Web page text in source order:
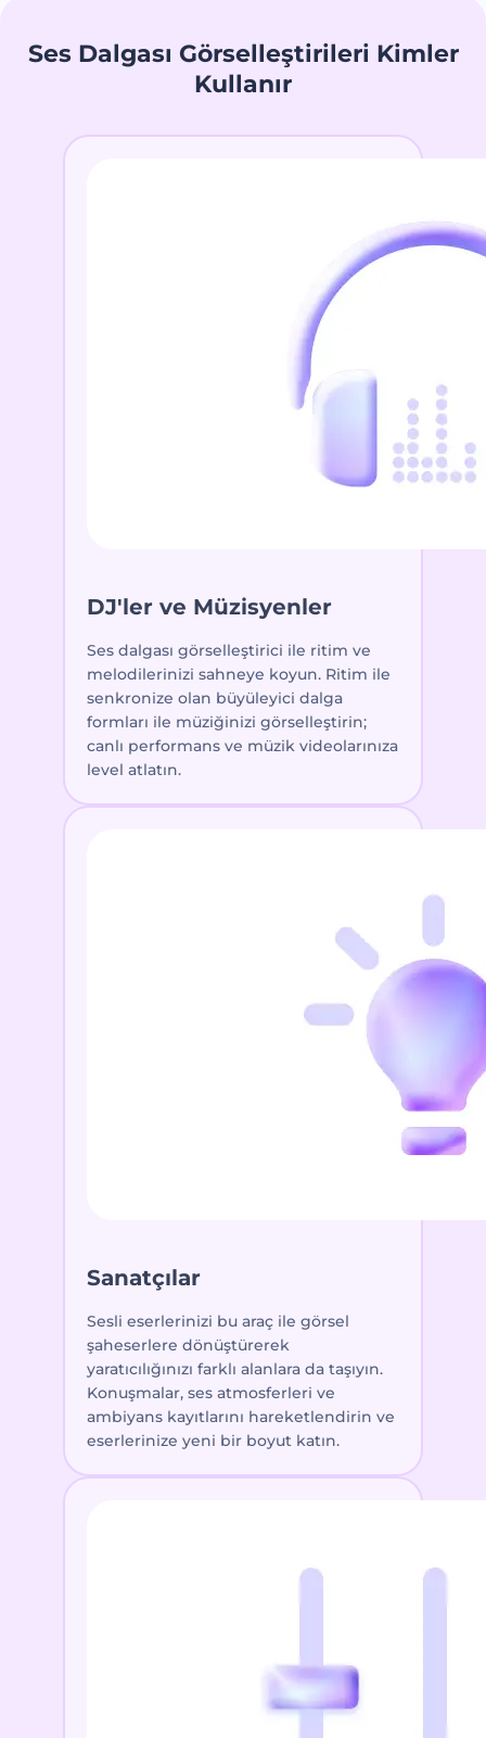
Ses Dalgası Görselleştirileri Kimler
Kullanır
DJ'ler ve Müzisyenler
Ses dalgası görselleştirici ile ritim ve
melodilerinizi sahneye koyun. Ritim ile
senkronize olan büyüleyici dalga
formları ile müziğinizi görselleştirin;
canlı performans ve müzik videolarınıza
level atlatın.
Sanatçılar
Sesli eserlerinizi bu araç ile görsel
şaheserlere dönüştürerek
yaratıcılığınızı farklı alanlara da taşıyın.
Konuşmalar, ses atmosferleri ve
ambiyans kayıtlarını hareketlendirin ve
eserlerinize yeni bir boyut katın.